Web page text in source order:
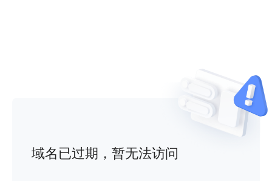
域名已过期，暂无法访问